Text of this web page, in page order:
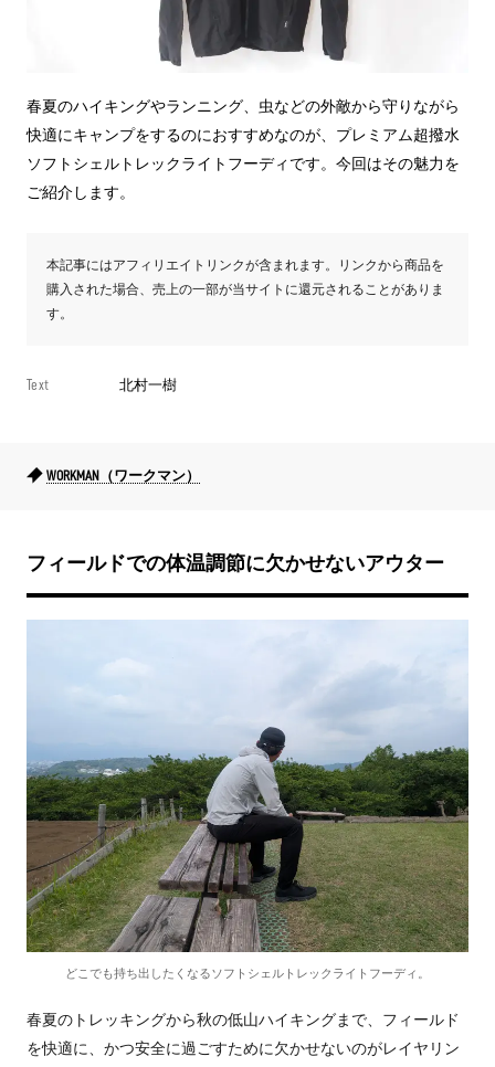
春夏のハイキングやランニング、虫などの外敵から守りながら
快適にキャンプをするのにおすすめなのが、プレミアム超撥水
ソフトシェルトレックライトフーディです。今回はその魅力を
ご紹介します。
本記事にはアフィリエイトリンクが含まれます。リンクから商品を
購入された場合、売上の一部が当サイトに還元されることがありま
す。
Text 北村一樹
WORKMAN（ワークマン）
フィールドでの体温調節に欠かせないアウター
どこでも持ち出したくなるソフトシェルトレックライトフーディ。
春夏のトレッキングから秋の低山ハイキングまで、フィールド
を快適に、かつ安全に過ごすために欠かせないのがレイヤリン